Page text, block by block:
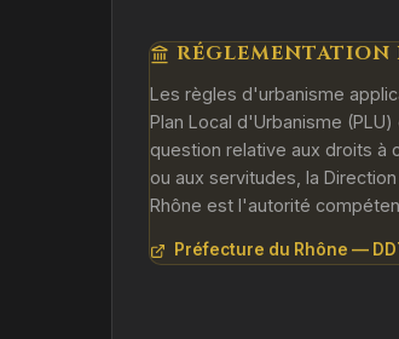
Les règles d'urbanisme
Plan Local d'Urbanisme
question relative aux droits à
ou aux servitudes, la
Rhône est l'autorité
Préfecture du Rhône —